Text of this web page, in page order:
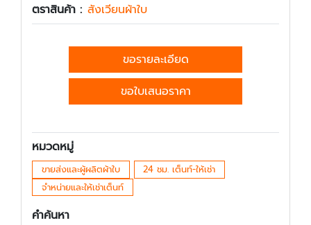
ตราสินค้า : สังเวียนผ้าใบ
ขอรายละเอียด
ขอใบเสนอราคา
หมวดหมู่
ขายส่งและผู้ผลิตผ้าใบ
24 ชม. เต็นท์-ให้เช่า
จำหน่ายและให้เช่าเต็นท์
คำค้นหา